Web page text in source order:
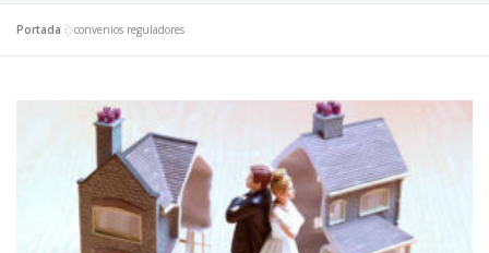
Portada »convenios reguladores